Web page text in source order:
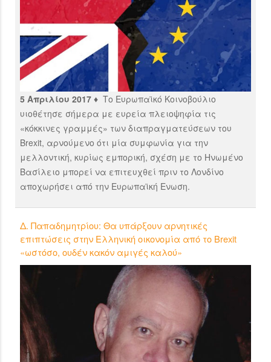
5 Απριλίου 2017 ♦ Το Ευρωπαϊκό Κοινοβούλιο
υιοθέτησε σήμερα με ευρεία πλειοψηφία τις
«κόκκινες γραμμές» των διαπραγματεύσεων του
Brexit, αρνούμενο ότι μία συμφωνία για την
μελλοντική, κυρίως εμπορική, σχέση με το Ηνωμένο
Βασίλειο μπορεί να επιτευχθεί πριν το Λονδίνο
αποχωρήσει από την Ευρωπαϊκή Ενωση.
Δ. Παπαδημητρίου: Θα υπάρξουν αρνητικές
επιπτώσεις στην Ελληνική οικονομία από το Brexit
«ωστόσο, ουδέν κακόν αμιγές καλού»